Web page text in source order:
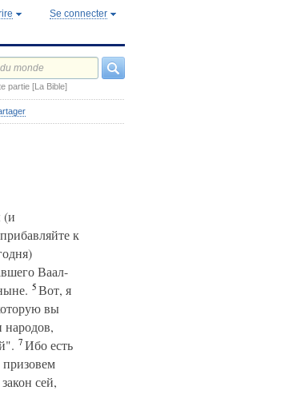
Se connecter
partie [La Bible]
(и
к
Ваал-
5Вот, я
вы
народов,
7Ибо есть
сей,